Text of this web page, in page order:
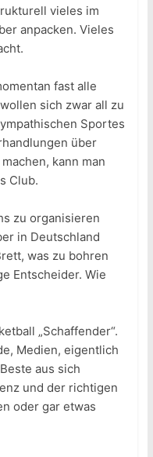
vieles im
anpacken. Vieles
fast alle
sich zwar all zu
Sportes
über
kann man
Club.
zu organisieren
in Deutschland
was zu bohren
Entscheider. Wie
„Schaffender“.
Medien, eigentlich
aus sich
und der richtigen
oder gar etwas